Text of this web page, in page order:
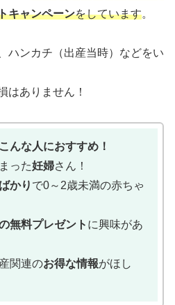
キャンペーンをしています。
ハンカチ（出産当時）などをい
はありません！
んな人におすすめ！
った妊婦さん！
かり で0～2歳未満の赤ちゃ
無料プレゼント に興味があ
関連のお得な情報がほし